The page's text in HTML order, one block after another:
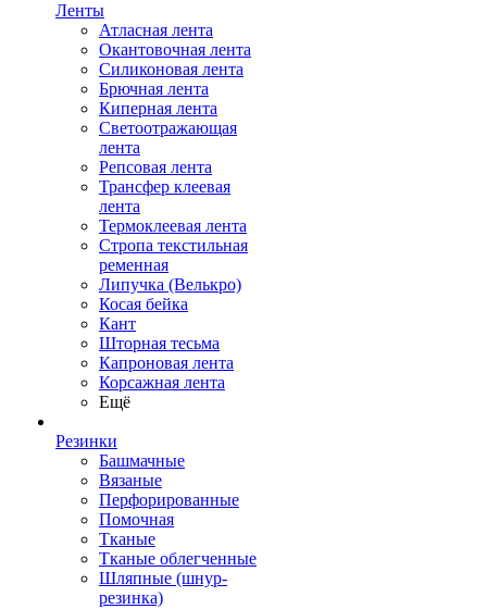
Ленты
Атласная лента
Окантовочная лента
Силиконовая лента
Брючная лента
Киперная лента
Светоотражающая
лента
Репсовая лента
Трансфер клеевая
лента
Термоклеевая лента
Стропа текстильная
ременная
Липучка (Велькро)
Косая бейка
Кант
Шторная тесьма
Капроновая лента
Корсажная лента
Ещё
Резинки
Башмачные
Вязаные
Перфорированные
Помочная
Тканые
Тканые облегченные
Шляпные (шнур-
резинка)